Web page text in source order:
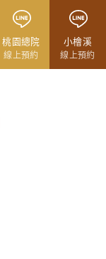
桃園總院
線上預約
小檜溪
線上預約